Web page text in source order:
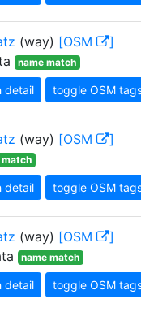
(way) [OSM
]
name match
detail toggle OSM
(way) [OSM ]
match
detail toggle OSM
(way) [OSM
]
name match
detail toggle OSM